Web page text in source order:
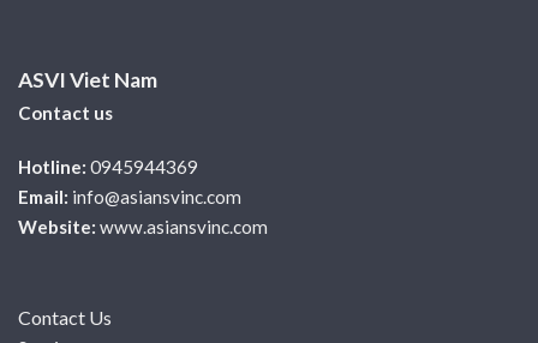
ASVI Viet Nam
Contact us
Hotline: 0945944369
Email: info@asiansvinc.com
Website: www.asiansvinc.com
Contact Us